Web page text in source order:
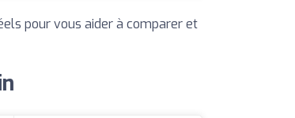
pour vous aider à comparer et